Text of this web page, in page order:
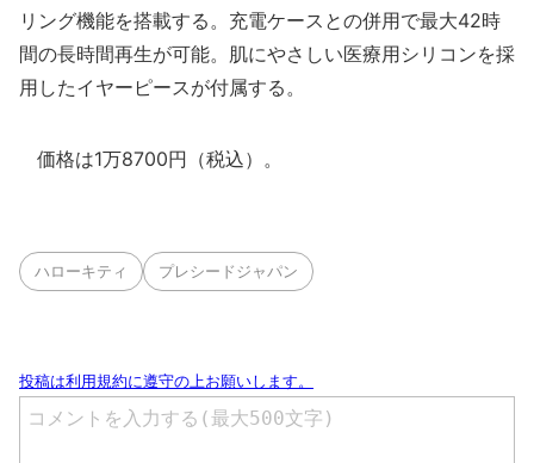
リング機能を搭載する。充電ケースとの併用で最大42時
間の長時間再生が可能。肌にやさしい医療用シリコンを採
用したイヤーピースが付属する。
価格は1万8700円（税込）。
ハローキティ プレシードジャパン